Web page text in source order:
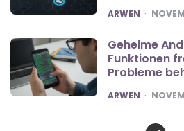
POSTED
ARWEN
Geheime
Funktionen
Probleme
POSTED
ARWEN